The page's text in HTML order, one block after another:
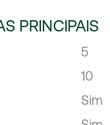
PRINCIPAIS
5
10
Sim